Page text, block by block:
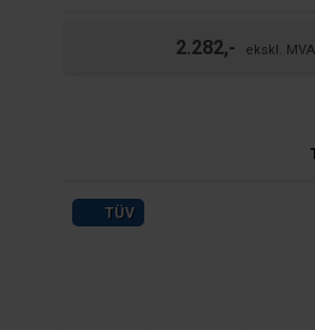
2.282,-
TÜV